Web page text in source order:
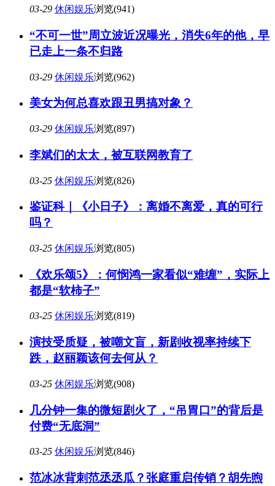
03-29 休闲娱乐浏览(941)
“不可一世”周立波近况曝光，消失6年的他，早
已走上一条不归路
03-29 休闲娱乐浏览(962)
美女为何总喜欢跟丑男搞对象？
03-29 休闲娱乐浏览(897)
李斌们的太太，被互联网教育了
03-25 休闲娱乐浏览(826)
鉴证科｜《小日子》：离婚不离爱，真的可行
吗？
03-25 休闲娱乐浏览(805)
《欢乐颂5》：何悯鸿一家看似“难缠”，实际上
都是“软柿子”
03-25 休闲娱乐浏览(819)
演技受质疑，被嘲文盲，新剧收视率持续下
跌，赵丽颖该何去何从？
03-25 休闲娱乐浏览(908)
几分钟一集的微短剧火了，“吊胃口”的背后是
付费“无底洞”
03-25 休闲娱乐浏览(846)
范冰冰背刺范丞丞瓜？张庭重启传销？胡先煦